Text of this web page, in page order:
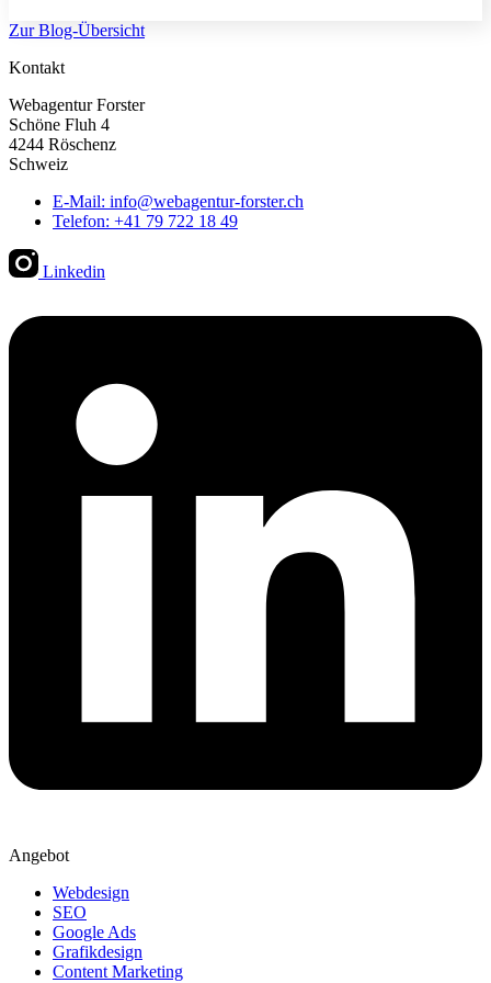
Zur Blog-Übersicht
Kontakt
Webagentur Forster
Schöne Fluh 4
4244 Röschenz
Schweiz
E-Mail: info@webagentur-forster.ch
Telefon: +41 79 722 18 49
Linkedin
Angebot
Webdesign
SEO
Google Ads
Grafikdesign
Content Marketing